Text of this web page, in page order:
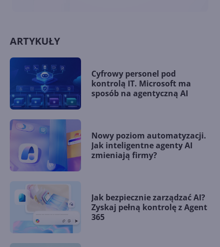
ARTYKUŁY
Cyfrowy personel pod
kontrolą IT. Microsoft ma
sposób na agentyczną AI
Nowy poziom automatyzacji.
Jak inteligentne agenty AI
zmieniają firmy?
Jak bezpiecznie zarządzać AI?
Zyskaj pełną kontrolę z Agent
365